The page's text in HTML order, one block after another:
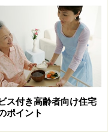
ス付き高齢者向け住宅
ポイント